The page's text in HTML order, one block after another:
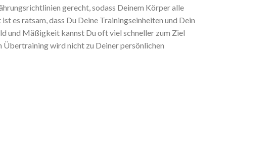
gerecht, sodass Deinem Körper alle
es ratsam, dass Du Deine Trainingseinheiten und Dein
und Mäßigkeit kannst Du oft viel schneller zum Ziel
Übertraining wird nicht zu Deiner persönlichen